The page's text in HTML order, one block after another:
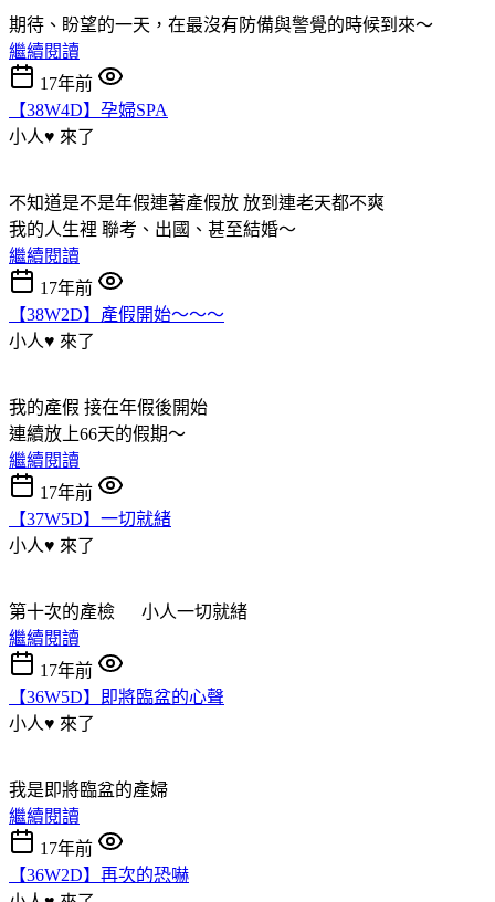
期待、盼望的一天，在最沒有防備與警覺的時候到來～
繼續閱讀
17年前
【38W4D】孕婦SPA
小人♥ 來了
不知道是不是年假連著產假放 放到連老天都不爽
我的人生裡 聯考、出國、甚至結婚～
繼續閱讀
17年前
【38W2D】產假開始～～～
小人♥ 來了
我的產假 接在年假後開始
連續放上66天的假期～
繼續閱讀
17年前
【37W5D】一切就緒
小人♥ 來了
第十次的產檢 小人一切就緒
繼續閱讀
17年前
【36W5D】即將臨盆的心聲
小人♥ 來了
我是即將臨盆的產婦
繼續閱讀
17年前
【36W2D】再次的恐嚇